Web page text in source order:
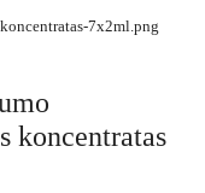
koncentratas